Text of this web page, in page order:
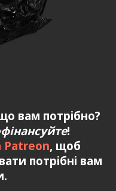
вам потрібно?
!
Patreon, щоб
потрібні вам